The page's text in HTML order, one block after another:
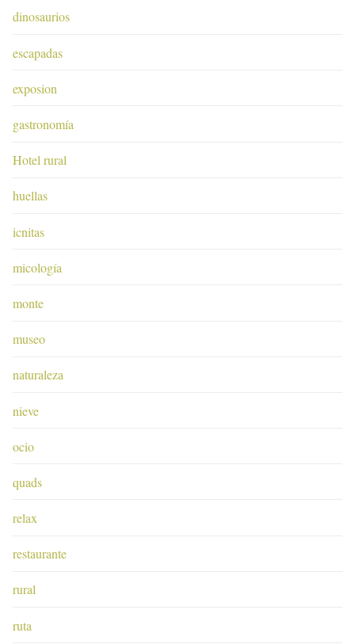
dinosaurios
escapadas
exposion
gastronomía
Hotel rural
huellas
icnitas
micología
monte
museo
naturaleza
nieve
ocio
quads
relax
restaurante
rural
ruta